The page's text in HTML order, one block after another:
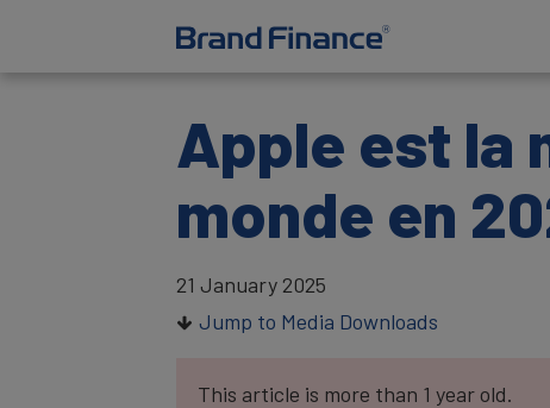
Apple est la
monde en
21 January 2025
Jump to Media Downloads
This article is more than 1 year old.